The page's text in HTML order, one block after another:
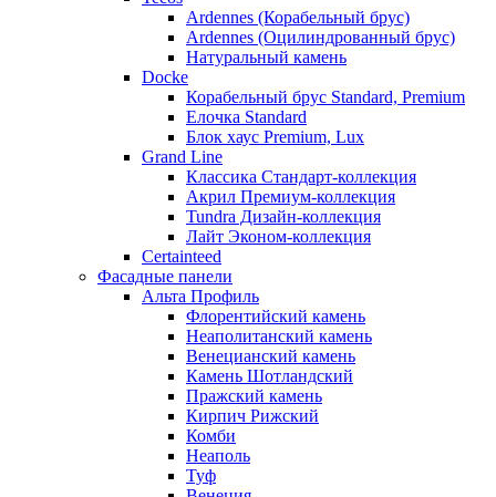
Ardennes (Корабельный брус)
Ardennes (Оцилиндрованный брус)
Натуральный камень
Docke
Корабельный брус Standard, Premium
Елочка Standard
Блок хаус Premium, Lux
Grand Line
Классика Стандарт-коллекция
Акрил Премиум-коллекция
Tundra Дизайн-коллекция
Лайт Эконом-коллекция
Certainteed
Фасадные панели
Альта Профиль
Флорентийский камень
Неаполитанский камень
Венецианский камень
Камень Шотландский
Пражский камень
Кирпич Рижский
Комби
Неаполь
Туф